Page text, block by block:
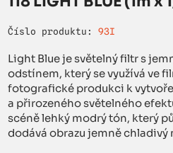
Číslo produktu: 93I
Light Blue je světelný filtr s
odstínem, který se využívá ve
fotografické produkci k
a přirozeného světelného
scéně lehký modrý tón, který
dodává obrazu jemně chladivý